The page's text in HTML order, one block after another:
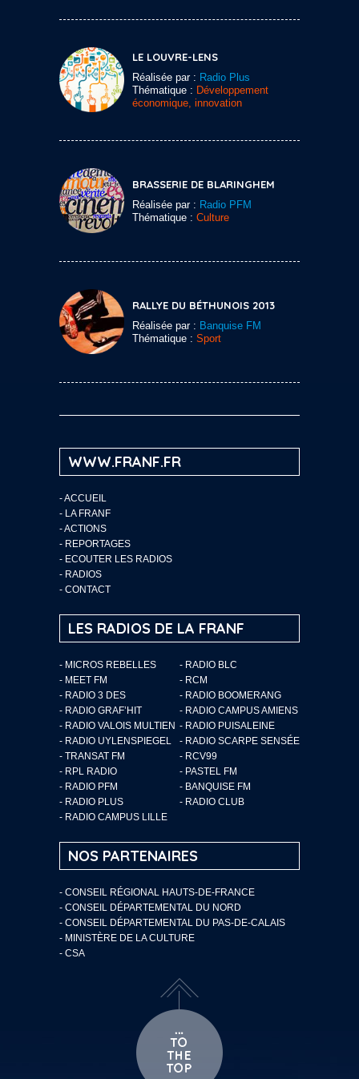
LE LOUVRE-LENS
Réalisée par : Radio Plus
Thématique : Développement
économique, innovation
BRASSERIE DE BLARINGHEM
Réalisée par : Radio PFM
Thématique : Culture
RALLYE DU BÉTHUNOIS 2013
Réalisée par : Banquise FM
Thématique : Sport
WWW.FRANF.FR
-ACCUEIL
- LA FRANF
-ACTIONS
- REPORTAGES
- ECOUTER LES RADIOS
- RADIOS
- CONTACT
LES RADIOS DE LA FRANF
- MICROS REBELLES
- RADIO BLC
- MEET FM
- RCM
- RADIO 3 DES
- RADIO BOOMERANG
- RADIO GRAF’HIT
- RADIO CAMPUS AMIENS
- RADIO VALOIS MULTIEN - RADIO PUISALEINE
- RADIO UYLENSPIEGEL
- RADIO SCARPE SENSÉE
- TRANSAT FM
- RCV99
- RPL RADIO
- PASTEL FM
- RADIO PFM
- BANQUISE FM
- RADIO PLUS
- RADIO CLUB
- RADIO CAMPUS LILLE
NOS PARTENAIRES
- CONSEIL RÉGIONAL HAUTS-DE-FRANCE
- CONSEIL DÉPARTEMENTAL DU NORD
- CONSEIL DÉPARTEMENTAL DU PAS-DE-CALAIS
- MINISTÈRE DE LA CULTURE
- CSA